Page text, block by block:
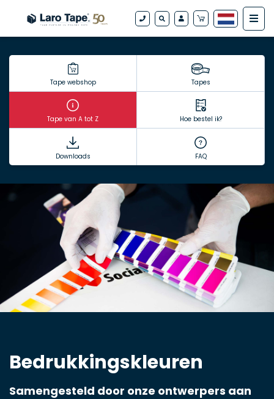
Tape webshop Tapes
Tape van A tot Z Hoe bestel ik?
Downloads FAQ
Bedrukkingskleuren
Samengesteld door onze ontwerpers aan